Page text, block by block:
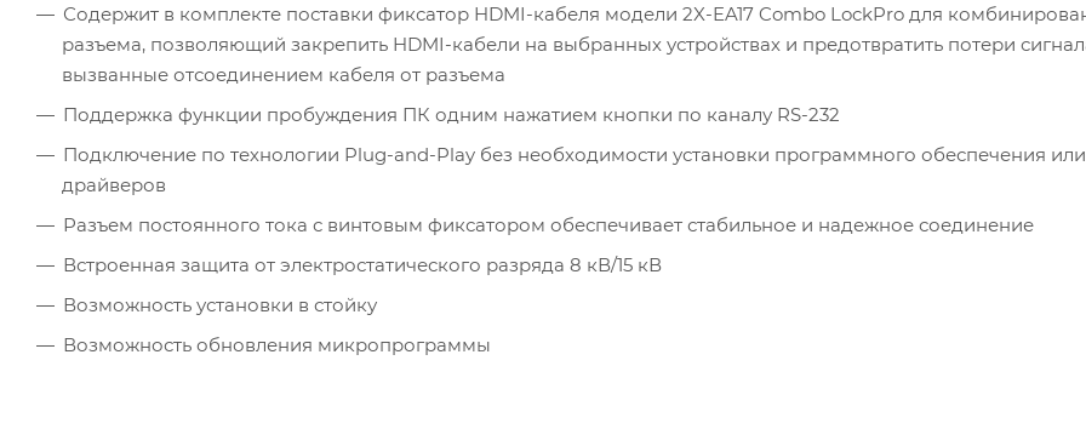
Содержит в комплекте поставки фиксатор HDMI-кабеля модели 2X-EA17 Combo LockPro для
разъема, позволяющий закрепить HDMI-кабели на выбранных устройствах и предотвратить потери
вызванные отсоединением кабеля от разъема
Поддержка функции пробуждения ПК одним нажатием кнопки по каналу RS-232
Подключение по технологии Plug-and-Play без необходимости установки программного обеспечения или
драйверов
Разъем постоянного тока с винтовым фиксатором обеспечивает стабильное и надежное соединение
Встроенная защита от электростатического разряда 8 кВ/15 кВ
Возможность установки в стойку
Возможность обновления микропрограммы